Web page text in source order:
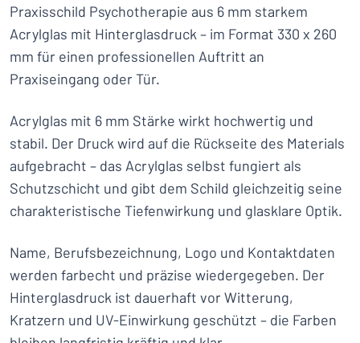
Praxisschild Psychotherapie aus 6 mm starkem
Acrylglas mit Hinterglasdruck – im Format 330 x 260
mm für einen professionellen Auftritt an
Praxiseingang oder Tür.
Acrylglas mit 6 mm Stärke wirkt hochwertig und
stabil. Der Druck wird auf die Rückseite des Materials
aufgebracht – das Acrylglas selbst fungiert als
Schutzschicht und gibt dem Schild gleichzeitig seine
charakteristische Tiefenwirkung und glasklare Optik.
Name, Berufsbezeichnung, Logo und Kontaktdaten
werden farbecht und präzise wiedergegeben. Der
Hinterglasdruck ist dauerhaft vor Witterung,
Kratzern und UV-Einwirkung geschützt – die Farben